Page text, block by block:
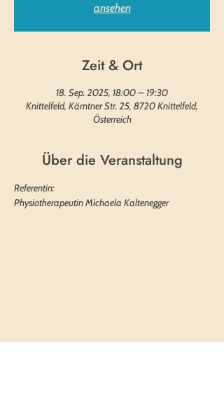
ansehen
Zeit & Ort
18. Sep. 2025, 18:00 – 19:30
Knittelfeld, Kärntner Str. 25, 8720 Knittelfeld,
Österreich
Über die Veranstaltung
Referentin:
Physiotherapeutin Michaela Kaltenegger